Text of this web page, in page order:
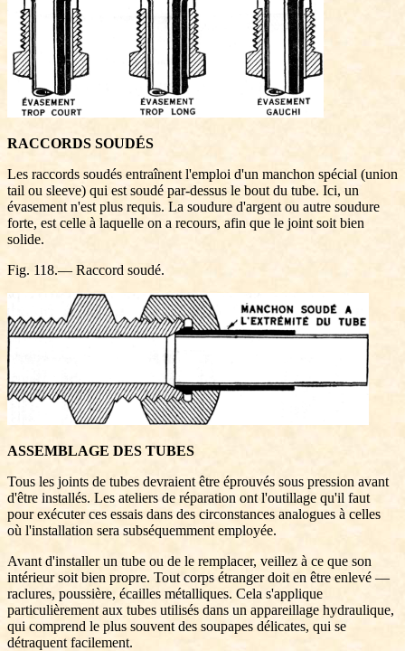
RACCORDS SOUDÉS
Les raccords soudés entraînent l'emploi d'un manchon spécial (union
tail ou sleeve) qui est soudé par-dessus le bout du tube. Ici, un
évasement n'est plus requis. La soudure d'argent ou autre soudure
forte, est celle à laquelle on a recours, afin que le joint soit bien
solide.
Fig. 118.— Raccord soudé.
ASSEMBLAGE DES TUBES
Tous les joints de tubes devraient être éprouvés sous pression avant
d'être installés. Les ateliers de réparation ont l'outillage qu'il faut
pour exécuter ces essais dans des circonstances analogues à celles
où l'installation sera subséquemment employée.
Avant d'installer un tube ou de le remplacer, veillez à ce que son
intérieur soit bien propre. Tout corps étranger doit en être enlevé —
raclures, poussière, écailles métalliques. Cela s'applique
particulièrement aux tubes utilisés dans un appareillage hydraulique,
qui comprend le plus souvent des soupapes délicates, qui se
détraquent facilement.